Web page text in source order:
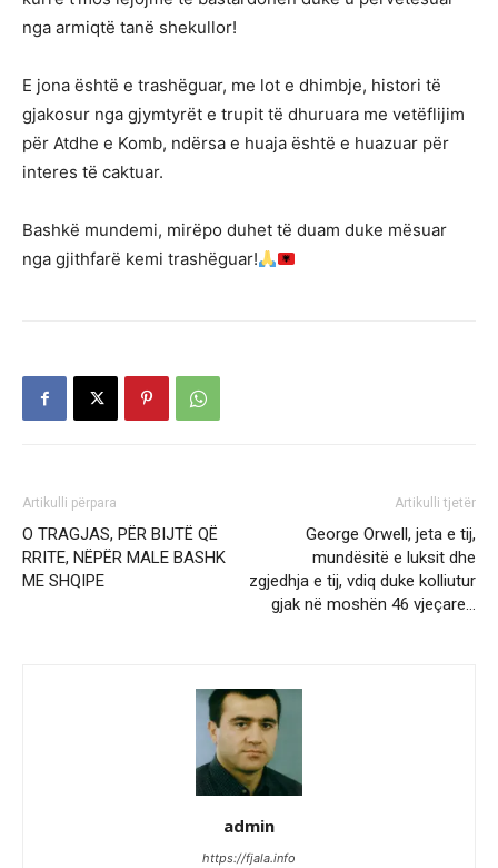
nga armiqtë tanë shekullor!
E jona është e trashëguar, me lot e dhimbje, histori të
gjakosur nga gjymtyrët e trupit të dhuruara me vetëflijim
për Atdhe e Komb, ndërsa e huaja është e huazuar për
interes të caktuar.
Bashkë mundemi, mirëpo duhet të duam duke mësuar
nga gjithfarë kemi trashëguar!
Artikulli përpara
O TRAGJAS, PËR BIJTË QË
RRITE, NËPËR MALE BASHK
ME SHQIPE
Artikulli tjetër
George Orwell, jeta e tij,
mundësitë e luksit dhe
zgjedhja e tij, vdiq duke kolliutur
gjak në moshën 46 vjeçare…
admin
https://fjala.info